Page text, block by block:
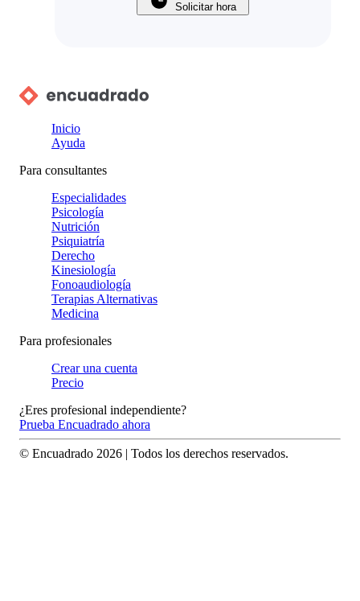
Solicitar hora
Inicio
Ayuda
Para consultantes
Especialidades
Psicología
Nutrición
Psiquiatría
Derecho
Kinesiología
Fonoaudiología
Terapias Alternativas
Medicina
Para profesionales
Crear una cuenta
Precio
¿Eres profesional independiente?
Prueba Encuadrado ahora
© Encuadrado 2026 | Todos los derechos reservados.